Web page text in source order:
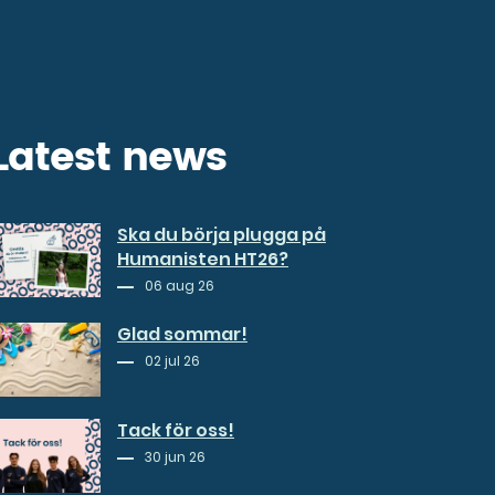
news
Ska du börja plugga på
Humanisten HT26?
06 aug 26
Glad sommar!
02 jul 26
Tack för oss!
30 jun 26